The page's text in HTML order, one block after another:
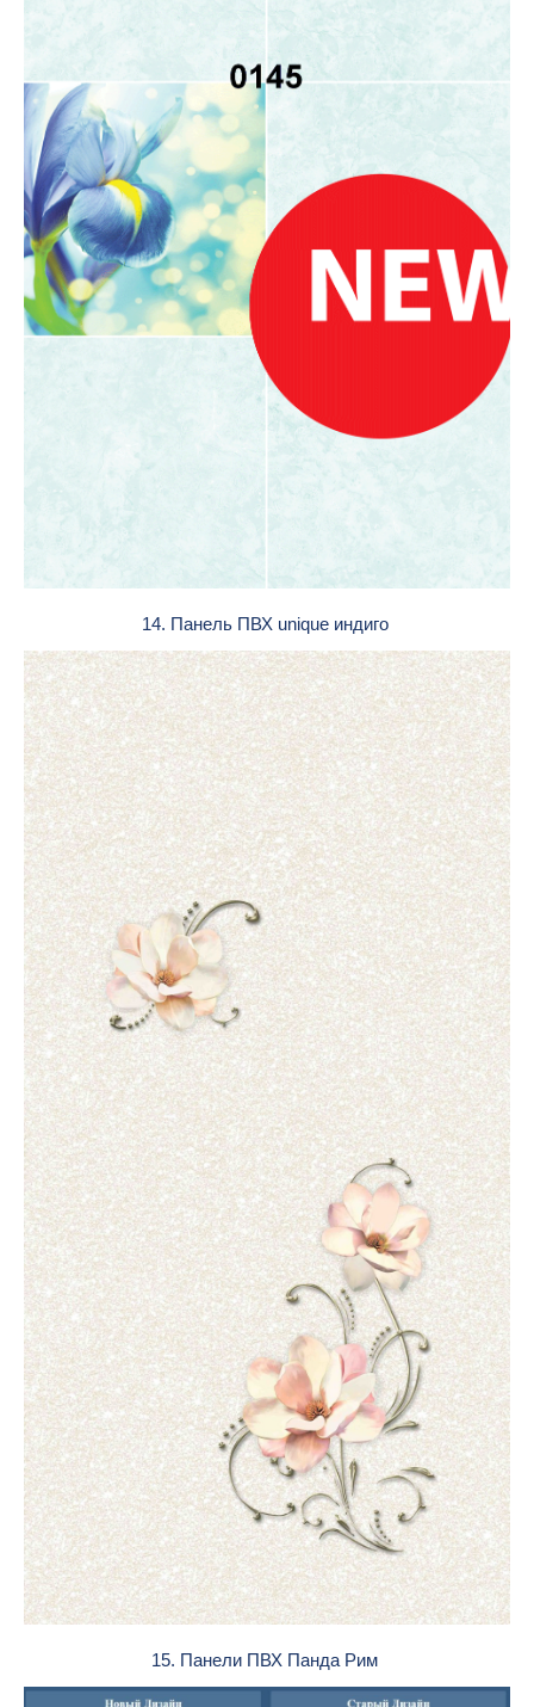
14. Панель ПВХ unique индиго
15. Панели ПВХ Панда Рим